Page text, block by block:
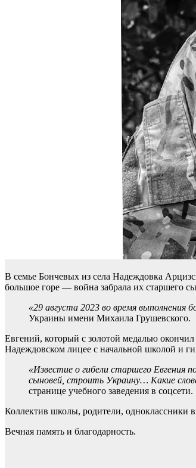
В семье Бончевых из села Надеждовка
большое горе — война забрала их старшего
«29 августа 2023 во время выполнения
Украины имени Михаила Грушевского.
Евгений, который с золотой медалью
Надеждовском лицее с начальной школой и
«Известие о гибели старшего
сыновей, строить Украину… Какие
странице учебного заведения в соцсети.
Коллектив школы, родители, одноклассники
Вечная память и благодарность.